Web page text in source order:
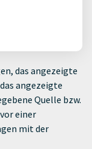
das angezeigte
angezeigte
Quelle bzw.
einer
mit der